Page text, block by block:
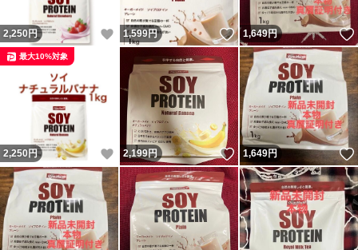
2,250 円 いいね！
1,599円 いいね！
1,649円
2,250 円 いいね！
最大10%対象
2,199円 いいね！
1,649円